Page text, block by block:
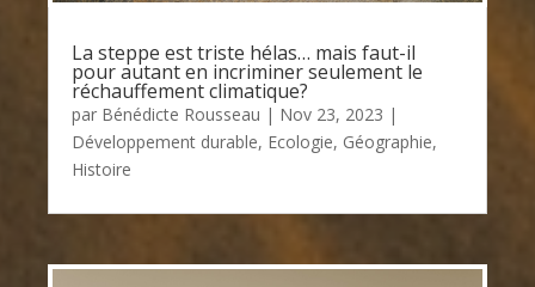
La steppe est triste hélas… mais faut-il
pour autant en incriminer seulement le
réchauffement climatique?
par Bénédicte Rousseau | Nov 23, 2023 |
Développement durable, Ecologie, Géographie,
Histoire